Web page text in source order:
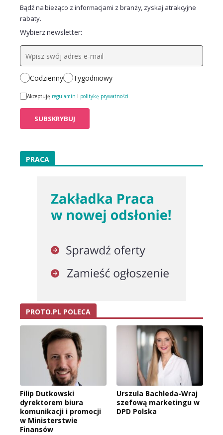
Bądź na bieżąco z informacjami z branży, zyskaj atrakcyjne
rabaty.
Wybierz newsletter:
Codzienny Tygodniowy
Akceptuję regulamin i politykę prywatności
PRACA
PROTO.PL POLECA
Filip Dutkowski
dyrektorem biura
komunikacji i promocji
w Ministerstwie
Finansów
Urszula Bachleda-Wraj
szefową marketingu w
DPD Polska